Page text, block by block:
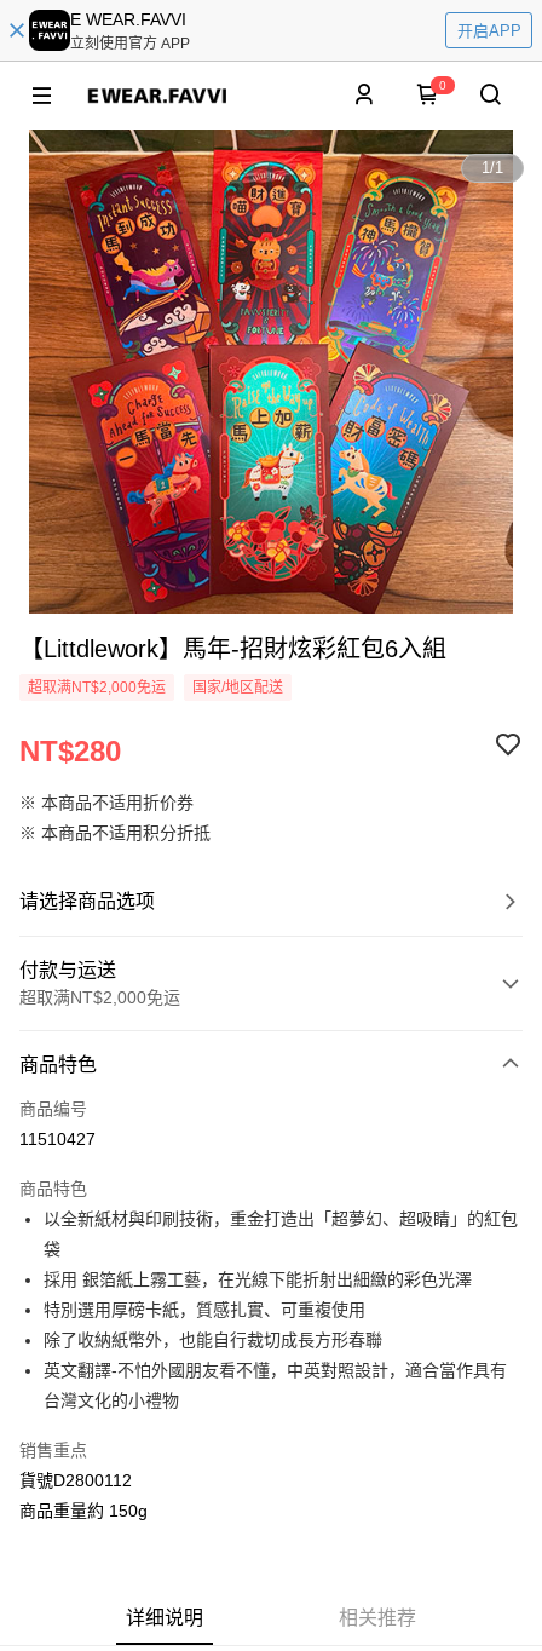
E WEAR.FAVVI
立刻使用官方 APP
开启APP
0
1/1
【Littdlework】馬年-招財炫彩紅包6入組
超取满NT$2,000免运 国家/地区配送
NT$280
※ 本商品不适用折价券
※ 本商品不适用积分折抵
请选择商品选项
付款与运送
超取满NT$2,000免运
信用卡一次付款
信用卡分期付款
合作金库商业银行
华南商业银行
彰化商业银行
上海商业储蓄银行
国泰世华商业银行
兆丰国际商业银行
台湾中小企业银行
台中商业银行
汇丰（台湾）商业银行
华泰商业银行
联邦商业银行
远东国际商业银行
元大商业银行
永丰商业银行
玉山商业银行
台湾乐天信用卡公司
超商取货付款
LINE Pay
Apple Pay
街口支付
相关说明
一、關於 AFTEE先享後付
1. 於付款方式選擇AFTEE先享後付，將跳出AFTEE先享後付手機驗證視
AFTEE APP推播通知。
5. 收到商品當下無需繳費，確認無誤後，請再利用繳費通知簡訊或AFTEE
ATM付款
每笔NT$80，满NT$2,000(含以上)免运费
商品特色
商品编号
11510427
商品特色
以全新紙材與印刷技術，重金打造出「超夢幻、超吸睛」的紅包
袋
採用 銀箔紙上霧工藝，在光線下能折射出細緻的彩色光澤
特別選用厚磅卡紙，質感扎實、可重複使用
除了收納紙幣外，也能自行裁切成長方形春聯
英文翻譯-不怕外國朋友看不懂，中英對照設計，適合當作具有
台灣文化的小禮物
销售重点
貨號D2800112
商品重量約 150g
详细说明 相关推荐